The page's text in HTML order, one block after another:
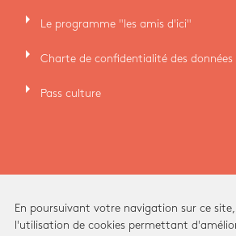
arrow_right Le programme "les amis d'ici"
arrow_right Charte de confidentialité des données
arrow_right Pass culture
En poursuivant votre navigation sur ce
l'utilisation de cookies permettant